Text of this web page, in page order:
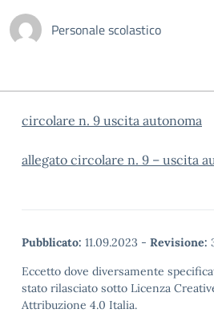
Personale scolastico
circolare n. 9 uscita autonoma
allegato circolare n. 9 – uscita
Pubblicato: 11.09.2023 - Revisione:
Eccetto dove diversamente
stato rilasciato sotto Licenza
Attribuzione 4.0 Italia.